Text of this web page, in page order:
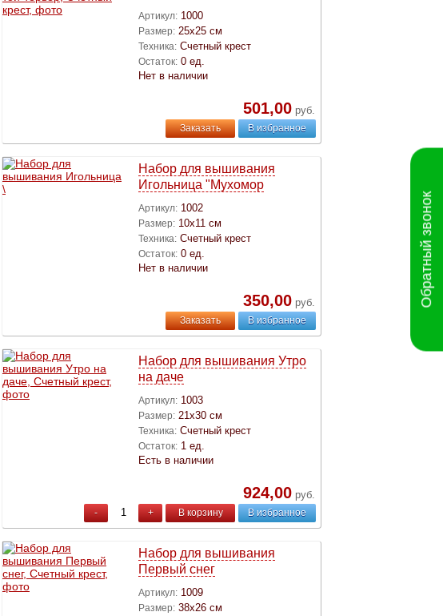
Артикул: 1000
Размер: 25х25 см
Техника: Счетный крест
Остаток: 0 ед.
Нет в наличии
501,00 руб.
Заказать В избранное
Набор для вышивания
Игольница "Мухомор
Артикул: 1002
Размер: 10х11 см
Техника: Счетный крест
Остаток: 0 ед.
Нет в наличии
350,00 руб.
Заказать В избранное
Набор для вышивания Утро
на даче
Артикул: 1003
Размер: 21х30 см
Техника: Счетный крест
Остаток: 1 ед.
Есть в наличии
924,00 руб.
- + В корзину В избранное
Набор для вышивания
Первый снег
Артикул: 1009
Размер: 38х26 см
Обратный звонок